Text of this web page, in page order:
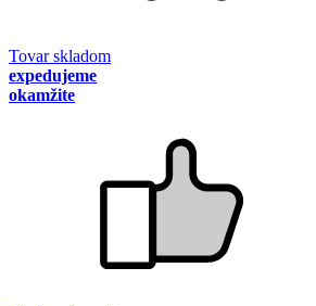
Tovar skladom
expedujeme
okamžite